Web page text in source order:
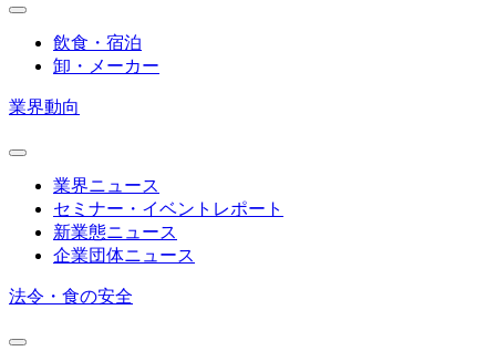
飲食・宿泊
卸・メーカー
業界動向
業界ニュース
セミナー・イベントレポート
新業態ニュース
企業団体ニュース
法令・食の安全